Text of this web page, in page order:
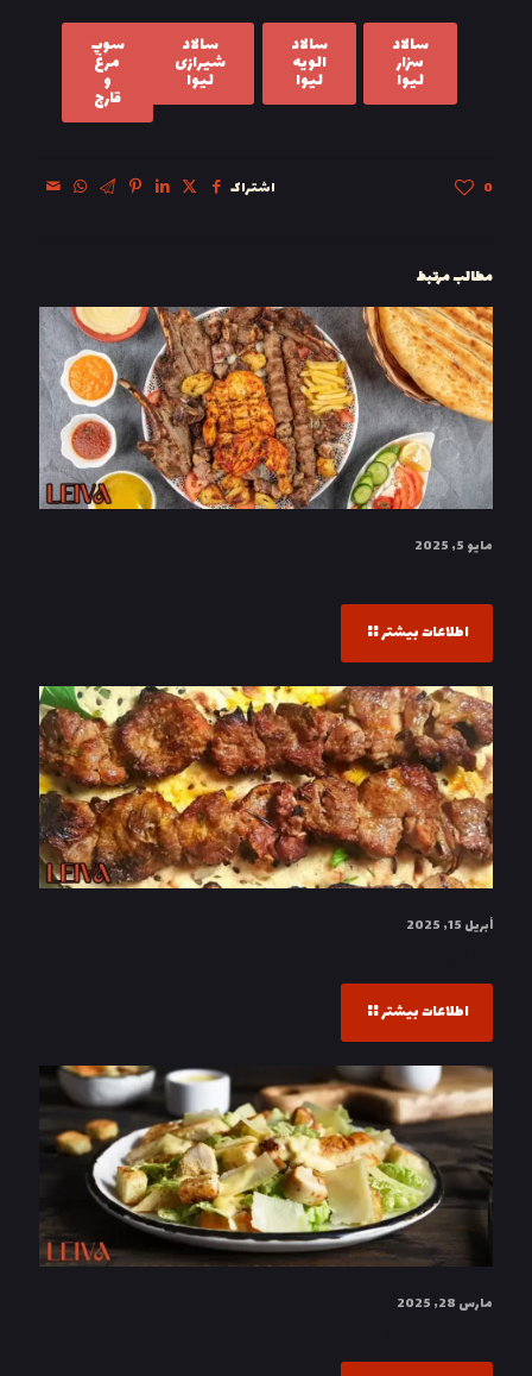
سالاد
سزار
لیوا
سالاد
الویه
لیوا
سالاد
شیرازی
لیوا
سوپ
مرغ
و
قارچ
اشتراک 0
مطالب مرتبط
مايو 5, 2025
اطلاعات بیشتر
أبريل 15, 2025
اطلاعات بیشتر
مارس 28, 2025